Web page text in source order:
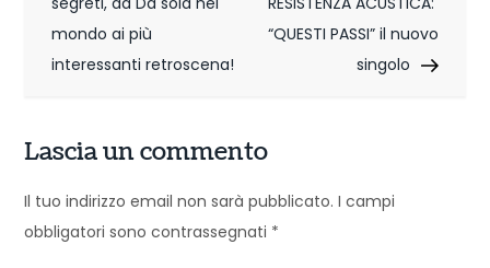
v
i
a
z
i
mondo ai più
interessanti retroscena!
“QUESTI PASSI” il nuovo
singolo
Lascia un commento
Il tuo indirizzo email non sarà pubblicato. I campi
obbligatori sono contrassegnati *